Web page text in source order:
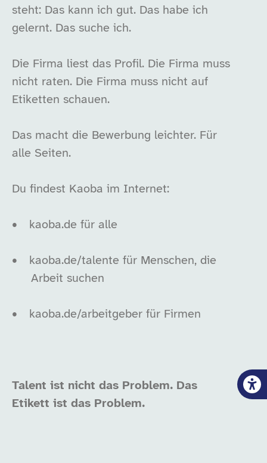
steht: Das kann ich gut. Das habe ich
gelernt. Das suche ich.
Die Firma liest das Profil. Die Firma muss
nicht raten. Die Firma muss nicht auf
Etiketten schauen.
Das macht die Bewerbung leichter. Für
alle Seiten.
Du findest Kaoba im Internet:
• kaoba.de für alle
•
kaoba.de/talente für Menschen, die
Arbeit suchen
• kaoba.de/arbeitgeber für Firmen
Talent ist nicht das Problem. Das
Etikett ist das Problem.